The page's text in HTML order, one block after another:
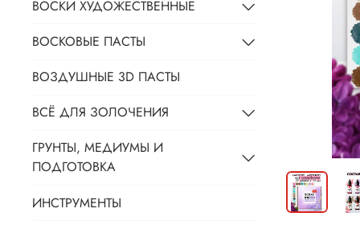
ВОСКИ ХУДОЖЕСТВЕННЫЕ
ВОСКОВЫЕ ПАСТЫ
ВОЗДУШНЫЕ 3D ПАСТЫ
ВСЁ ДЛЯ ЗОЛОЧЕНИЯ
ГРУНТЫ, МЕДИУМЫ И
ПОДГОТОВКА
ИНСТРУМЕНТЫ